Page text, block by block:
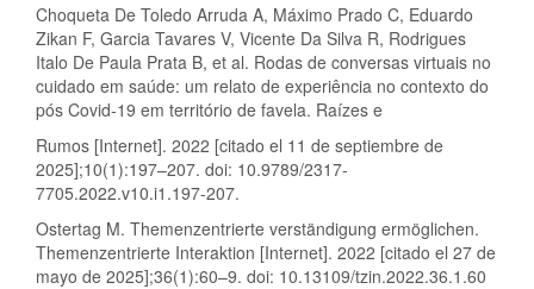
Choqueta De Toledo Arruda A, Máximo Prado C, Eduardo
Zikan F, Garcia Tavares V, Vicente Da Silva R, Rodrigues
Italo De Paula Prata B, et al. Rodas de conversas virtuais no
cuidado em saúde: um relato de experiência no contexto do
pós Covid-19 em território de favela. Raízes e
Rumos [Internet]. 2022 [citado el 11 de septiembre de
2025];10(1):197–207. doi: 10.9789/2317-
7705.2022.v10.i1.197-207.
Ostertag M. Themenzentrierte verständigung ermöglichen.
Themenzentrierte Interaktion [Internet]. 2022 [citado el 27 de
mayo de 2025];36(1):60–9. doi: 10.13109/tzin.2022.36.1.60